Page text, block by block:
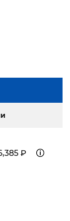
₽